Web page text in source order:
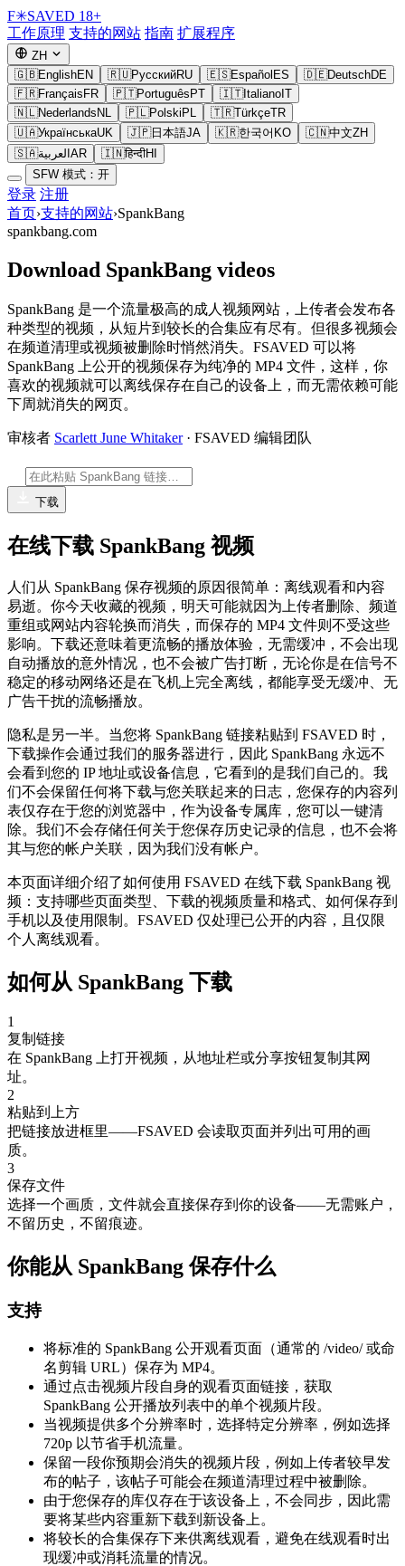
F✳SAVED 18+
工作原理 支持的网站 指南 扩展程序
ZH
🇬🇧EnglishEN 🇷🇺РусскийRU 🇪🇸Español ES 🇩🇪DeutschDE
🇫🇷Français FR 🇵🇹Português PT 🇮🇹Italiano IT
🇳🇱Nederlands NL 🇵🇱Polski PL 🇹🇷TürkçeTR
🇺🇦УкраїнськаUK 🇯🇵日本語JA 🇰🇷한국어 KO 🇨🇳中文ZH
🇸🇦العربية AR 🇮🇳हिन्दीHI
SFW 模式：开
登录 注册
首页›支持的网站›SpankBang
spankbang.com
Download SpankBang videos
SpankBang 是一个流量极高的成人视频网站，上传者会发布各
种类型的视频，从短片到较长的合集应有尽有。但很多视频会
在频道清理或视频被删除时悄然消失。FSAVED 可以将
SpankBang 上公开的视频保存为纯净的 MP4 文件，这样，你
喜欢的视频就可以离线保存在自己的设备上，而无需依赖可能
下周就消失的网页。
审核者 Scarlett June Whitaker· FSAVED 编辑团队
下载
在线下载 SpankBang 视频
人们从 SpankBang 保存视频的原因很简单：离线观看和内容
易逝。你今天收藏的视频，明天可能就因为上传者删除、频道
重组或网站内容轮换而消失，而保存的 MP4 文件则不受这些
影响。下载还意味着更流畅的播放体验，无需缓冲，不会出现
自动播放的意外情况，也不会被广告打断，无论你是在信号不
稳定的移动网络还是在飞机上完全离线，都能享受无缓冲、无
广告干扰的流畅播放。
隐私是另一半。当您将 SpankBang 链接粘贴到 FSAVED 时，
下载操作会通过我们的服务器进行，因此 SpankBang 永远不
会看到您的 IP 地址或设备信息，它看到的是我们自己的。我
们不会保留任何将下载与您关联起来的日志，您保存的内容列
表仅存在于您的浏览器中，作为设备专属库，您可以一键清
除。我们不会存储任何关于您保存历史记录的信息，也不会将
其与您的帐户关联，因为我们没有帐户。
本页面详细介绍了如何使用 FSAVED 在线下载 SpankBang 视
频：支持哪些页面类型、下载的视频质量和格式、如何保存到
手机以及使用限制。FSAVED 仅处理已公开的内容，且仅限
个人离线观看。
如何从 SpankBang 下载
1
复制链接
在 SpankBang 上打开视频，从地址栏或分享按钮复制其网
址。
2
粘贴到上方
把链接放进框里——FSAVED 会读取页面并列出可用的画
质。
3
保存文件
选择一个画质，文件就会直接保存到你的设备——无需账户，
不留历史，不留痕迹。
你能从 SpankBang 保存什么
支持
将标准的 SpankBang 公开观看页面（通常的 /video/ 或命
名剪辑 URL）保存为 MP4。
通过点击视频片段自身的观看页面链接，获取
SpankBang 公开播放列表中的单个视频片段。
当视频提供多个分辨率时，选择特定分辨率，例如选择
720p 以节省手机流量。
保留一段你预期会消失的视频片段，例如上传者较早发
布的帖子，该帖子可能会在频道清理过程中被删除。
由于您保存的库仅存在于该设备上，不会同步，因此需
要将某些内容重新下载到新设备上。
将较长的合集保存下来供离线观看，避免在线观看时出
现缓冲或消耗流量的情况。